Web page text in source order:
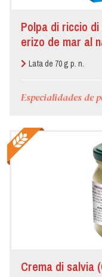
Polpa di riccio
erizo de mar al
Lata de 70 g p. n.
Especialidades de
Crema di salvia